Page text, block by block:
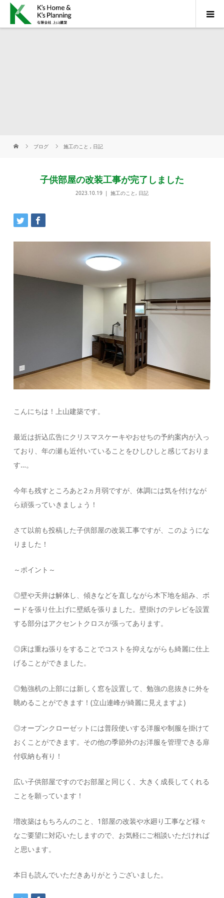
ブログ 施工のこと , 日記
子供部屋の改装工事が完了しました
2023.10.19 施工のこと , 日記
こんにちは！上山建築です。
最近は折込広告にクリスマスケーキやおせちの予約案内が入っ
ており、年の瀬も近付いていることをひしひしと感じておりま
す…。
今年も残すところあと2ヵ月弱ですが、体調には気を付けなが
ら頑張っていきましょう！
さて以前も投稿した子供部屋の改装工事ですが、このようにな
りました！
～ポイント～
◎壁や天井は解体し、傾きなどを直しながら木下地を組み、ボ
ードを張り仕上げに壁紙を張りました。壁掛けのテレビを設置
する部分はアクセントクロスが張ってあります。
◎床は重ね張りをすることでコストを抑えながらも綺麗に仕上
げることができました。
◎勉強机の上部には新しく窓を設置して、勉強の息抜きに外を
眺めることができます！(立山連峰が綺麗に見えますよ)
◎オープンクローゼットには普段使いする洋服や制服を掛けて
おくことができます。その他の季節外のお洋服を管理できる扉
付収納も有り！
広い子供部屋ですのでお部屋と同じく、大きく成長してくれる
ことを願っています！
増改築はもちろんのこと、1部屋の改装や水廻り工事など様々
なご要望に対応いたしますので、お気軽にご相談いただければ
と思います。
本日も読んでいただきありがとうございました。